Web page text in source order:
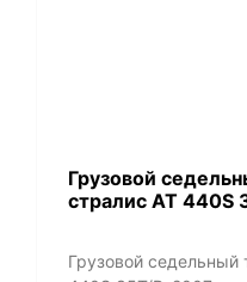
Грузовой
стралис АТ 440S
Грузовой седельный